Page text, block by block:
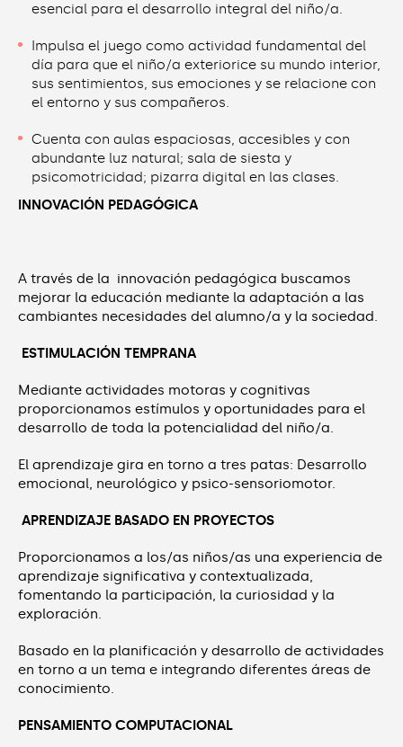
esencial para el desarrollo integral del niño/a.
Impulsa el juego como actividad fundamental del
día para que el niño/a exteriorice su mundo interior,
sus sentimientos, sus emociones y se relacione con
el entorno y sus compañeros.
Cuenta con aulas espaciosas, accesibles y con
abundante luz natural; sala de siesta y
psicomotricidad; pizarra digital en las clases.
INNOVACIÓN PEDAGÓGICA
A través de la innovación pedagógica buscamos
mejorar la educación mediante la adaptación a las
cambiantes necesidades del alumno/a y la sociedad.
ESTIMULACIÓN TEMPRANA
Mediante actividades motoras y cognitivas
proporcionamos estímulos y oportunidades para el
desarrollo de toda la potencialidad del niño/a.
El aprendizaje gira en torno a tres patas: Desarrollo
emocional, neurológico y psico-sensoriomotor.
APRENDIZAJE BASADO EN PROYECTOS
Proporcionamos a los/as niños/as una experiencia de
aprendizaje significativa y contextualizada,
fomentando la participación, la curiosidad y la
exploración.
Basado en la planificación y desarrollo de actividades
en torno a un tema e integrando diferentes áreas de
conocimiento.
PENSAMIENTO COMPUTACIONAL